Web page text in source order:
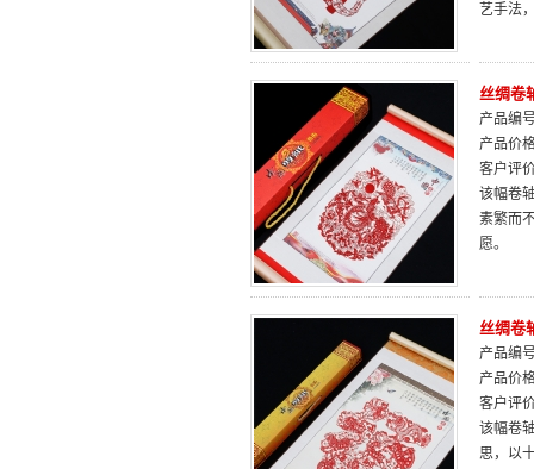
艺手法
丝绸卷
产品编
产品价
客户评
该幅卷
素繁而
愿。
丝绸卷
产品编
产品价
客户评
该幅卷
思，以